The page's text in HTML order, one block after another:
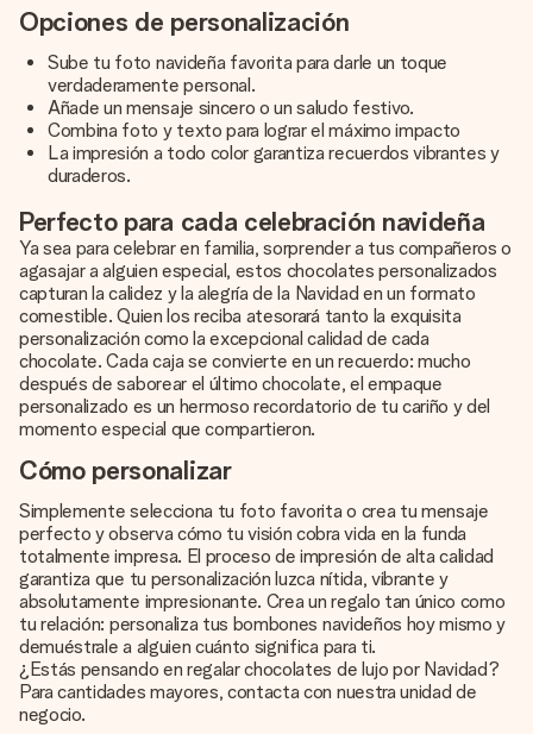
Opciones de personalización
Sube tu foto navideña favorita para darle un toque
verdaderamente personal.
Añade un mensaje sincero o un saludo festivo.
Combina foto y texto para lograr el máximo impacto
La impresión a todo color garantiza recuerdos vibrantes y
duraderos.
Perfecto para cada celebración navideña
Ya sea para celebrar en familia, sorprender a tus compañeros o
agasajar a alguien especial, estos chocolates personalizados
capturan la calidez y la alegría de la Navidad en un formato
comestible. Quien los reciba atesorará tanto la exquisita
personalización como la excepcional calidad de cada
chocolate. Cada caja se convierte en un recuerdo: mucho
después de saborear el último chocolate, el empaque
personalizado es un hermoso recordatorio de tu cariño y del
momento especial que compartieron.
Cómo personalizar
Simplemente selecciona tu foto favorita o crea tu mensaje
perfecto y observa cómo tu visión cobra vida en la funda
totalmente impresa. El proceso de impresión de alta calidad
garantiza que tu personalización luzca nítida, vibrante y
absolutamente impresionante. Crea un regalo tan único como
tu relación: personaliza tus bombones navideños hoy mismo y
demuéstrale a alguien cuánto significa para ti.
¿Estás pensando en regalar chocolates de lujo por Navidad?
Para cantidades mayores, contacta con nuestra unidad de
negocio.